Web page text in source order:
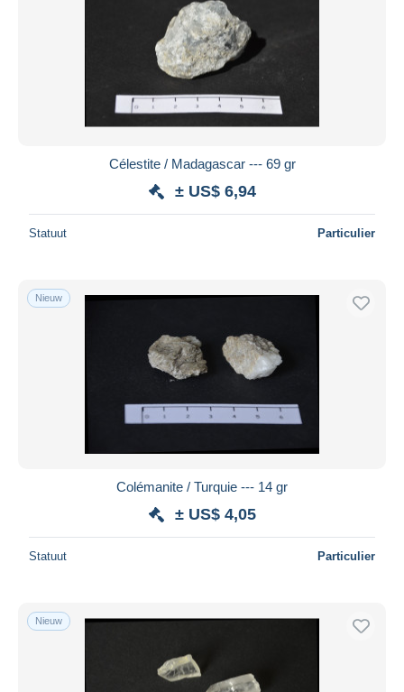
Célestite / Madagascar --- 69 gr
± US$ 6,94
Statuut Particulier
Nieuw
Colémanite / Turquie --- 14 gr
± US$ 4,05
Statuut Particulier
Nieuw